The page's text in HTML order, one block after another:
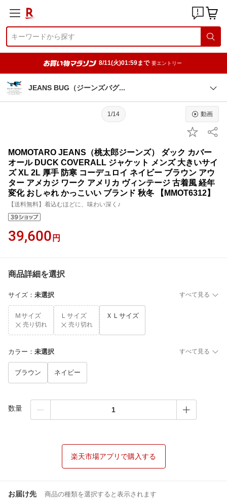
8/11(火)01:59まで 要エントリー
JEANS BUG（ジーンズバグ
1/14 動画
MOMOTARO JEANS（桃太郎ジーンズ） ダック カバー
オール DUCK COVERALL ジャケット メンズ 大きいサイ
ズ XL 2L 厚手 防寒 コーデュロイ ネイビー ブラウン アウ
ター アメカジ ワーク アメリカ ヴィンテージ 古着風 経年
変化 おしゃれ かっこいい ブランド 秋冬 【MMOT6312】
【送料無料】着込むほどに、味わい深く♪
39,600 円
商品詳細を選択
サイズ ： 未選択 すべて見る
Ｍサイズ
売り切れ
Ｌサイズ
売り切れ
ＸＬサイズ
カラー ： 未選択 すべて見る
ブラウン ネイビー
数量
楽天市場アプリで購入する
お届け先 商品の種類を選択すると表示されます